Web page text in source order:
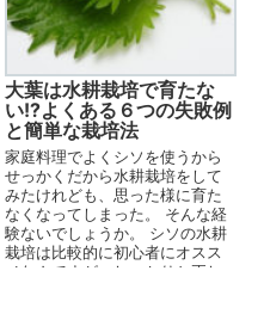
大葉は水耕栽培で育たな
い!?よくある６つの失敗例
と簡単な栽培法
家庭料理でよくシソを使うから
せっかくだから水耕栽培をして
みたけれども、思った様に育た
なくなってしまった。 そんな経
験ないでしょうか。 シソの水耕
栽培は比較的に初心者にオスス
メなんですが、しっかりと正し